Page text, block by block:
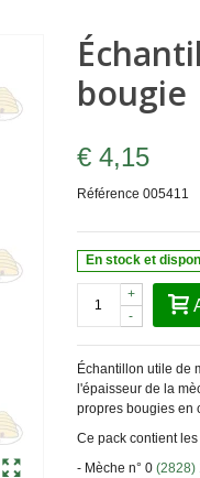
bougie
€ 4,15
Référence 005411
En stock et
-
+
Échantillon utile de
l'épaisseur de la
propres bougies en
Ce pack contient
- Mèche n° 0 (2828)